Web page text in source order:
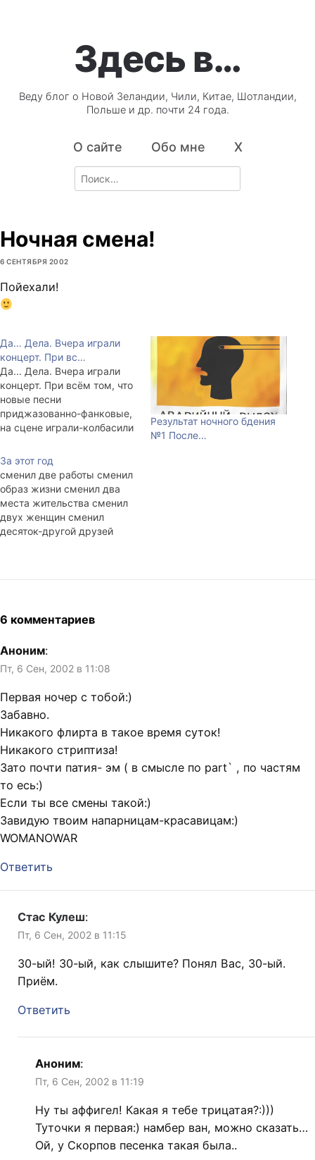
Здесь в…
Веду блог о Новой Зеландии, Чили, Китае, Шотландии,
Польше и др. почти 24 года.
О сайте Обо мне X
Search
for:
Ночная смена!
6 СЕНТЯБРЯ 2002
Пойехали!
Да… Дела. Вчера играли
концерт. При вс…
Да... Дела. Вчера играли
концерт. При всём том, что
новые песни
приджазованно-фанковые,
на сцене играли-колбасили
правда растём.
Подключили две
электрики, две примочки, и
поехали. Часа два до
концерта порепетировали и
пойехали! После,
традиционная пьянка-
Результат ночного бдения
№1 После…
За этот год
сменил две работы сменил
образ жизни сменил два
места жительства сменил
двух женщин сменил
десяток-другой друзей
восход купил вместо ёлки
университета
6 комментариев
Аноним:
Пт, 6 Сен, 2002 в 11:08
Первая ночер с тобой:)
Забавно.
Никакого флирта в такое время суток!
Никакого стриптиза!
Зато почти патия- эм ( в смысле по part` , по частям
то есь:)
Если ты все смены такой:)
Завидую твоим напарницам-красавицам:)
WOMANOWAR
Ответить
Стас Кулеш:
Пт, 6 Сен, 2002 в 11:15
30-ый! 30-ый, как слышите? Понял Вас, 30-ый.
Приём.
Ответить
Аноним:
Пт, 6 Сен, 2002 в 11:19
Ну ты аффигел! Какая я тебе трицатая?:)))
Туточки я первая:) намбер ван, можно сказать…
Ой, у Скорпов песенка такая была..